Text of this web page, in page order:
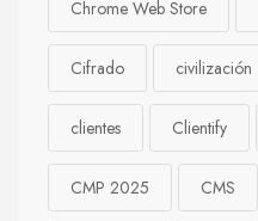
Chrome Web Store
Cifrado civilización
clientes Clientify
CMP 2025 CMS